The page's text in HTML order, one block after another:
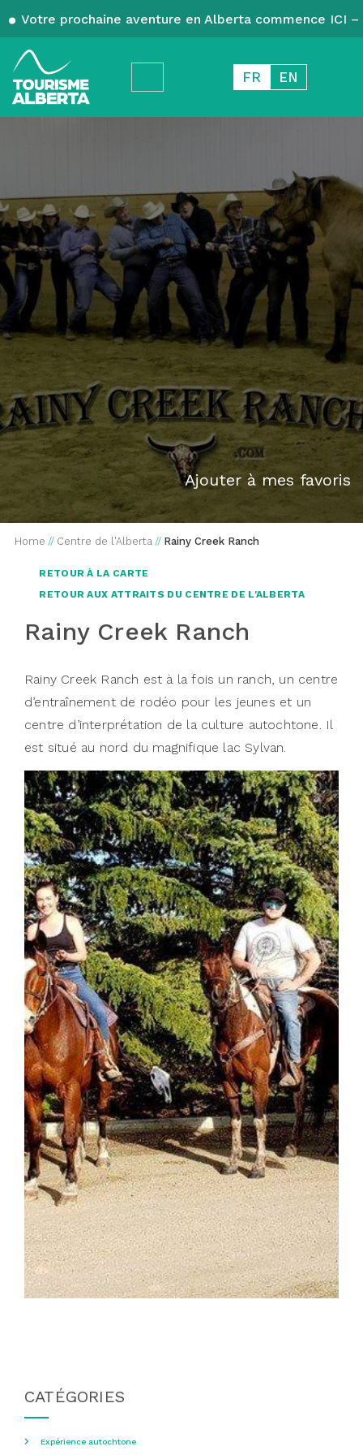
Votre prochaine aventure en Alberta commence ICI
FR EN
Ajouter à mes favoris
Home // Centre de l'Alberta // Rainy Creek Ranch
RETOUR À LA CARTE
RETOUR AUX ATTRAITS DU CENTRE DE L'ALBERTA
Rainy Creek Ranch
Rainy Creek Ranch est à la fois un ranch, un centre
d’entraînement de rodéo pour les jeunes et un
centre d’interprétation de la culture autochtone. Il
est situé au nord du magnifique lac Sylvan.
CATÉGORIES
Expérience autochtone